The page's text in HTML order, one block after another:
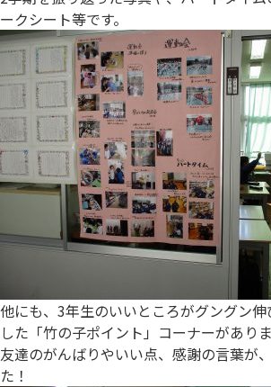
ークシート等です。
他にも、3年生のいいところがグングン
した「竹の子ポイント」コーナーがありま
友達のがんばりやいい点、感謝の言葉が
た！